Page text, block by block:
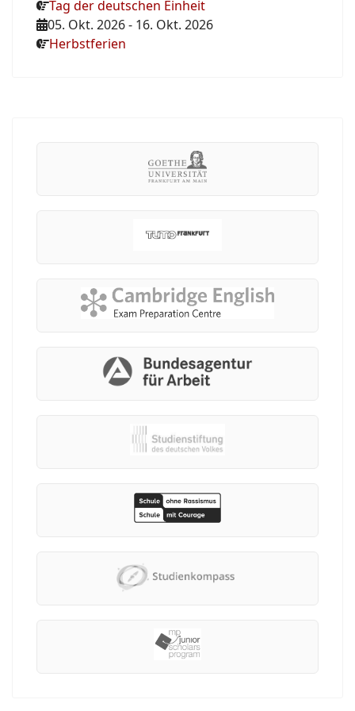
Tag der deutschen Einheit
05. Okt. 2026- 16. Okt. 2026
Herbstferien